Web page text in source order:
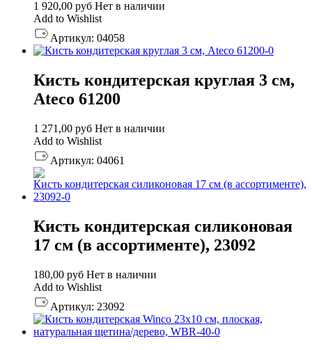
1 920,00 руб Нет в наличии
Add to Wishlist
Артикул: 04058
Кисть кондитерская круглая 3 см,
Ateco 61200
1 271,00 руб Нет в наличии
Add to Wishlist
Артикул: 04061
Кисть кондитерская силиконовая
17 см (в ассортименте), 23092
180,00 руб Нет в наличии
Add to Wishlist
Артикул: 23092